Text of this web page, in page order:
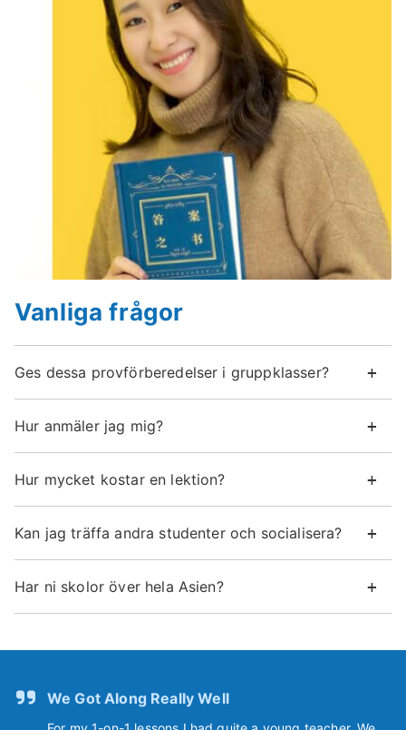
Vanliga frågor
Ges dessa provförberedelser i gruppklasser?
Hur anmäler jag mig?
Hur mycket kostar en lektion?
Kan jag träffa andra studenter och socialisera?
Har ni skolor över hela Asien?
We Got Along Really Well